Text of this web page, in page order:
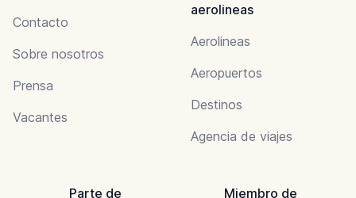
Contacto
Sobre nosotros
Prensa
Vacantes
aerolineas
Aerolineas
Aeropuertos
Destinos
Agencia de viajes
Parte de Miembro de